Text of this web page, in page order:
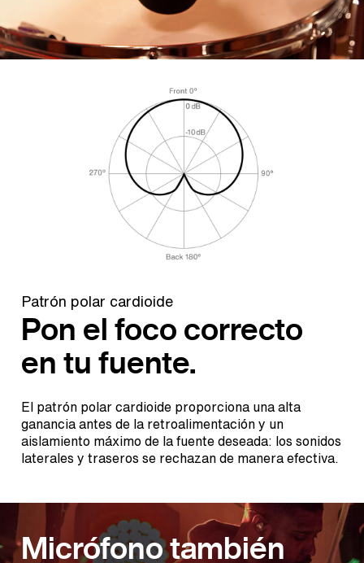
Patrón polar cardioide
Pon el foco correcto
en tu fuente.
El patrón polar cardioide proporciona una alta
ganancia antes de la retroalimentación y un
aislamiento máximo de la fuente deseada: los sonidos
laterales y traseros se rechazan de manera efectiva.
Micrófono también